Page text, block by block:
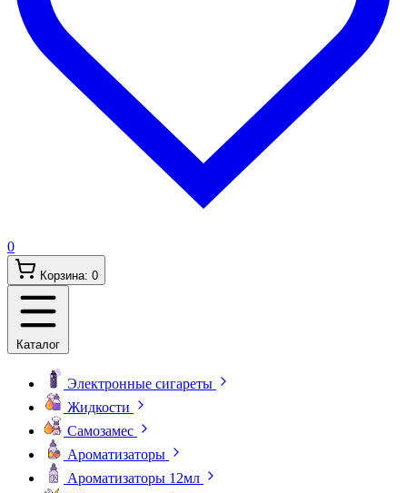
0
Корзина: 0
Каталог
Электронные сигареты
Жидкости
Самозамес
Ароматизаторы
Ароматизаторы 12мл